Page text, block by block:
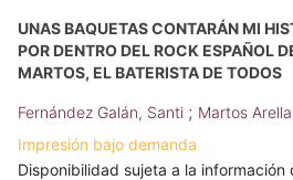
UNAS BAQUETAS CONTARÁN MI
POR DENTRO DEL ROCK ESPAÑOL
MARTOS, EL BATERISTA DE TODOS
Fernández Galán, Santi ; Martos
Impresión bajo demanda
Disponibilidad sujeta a la información